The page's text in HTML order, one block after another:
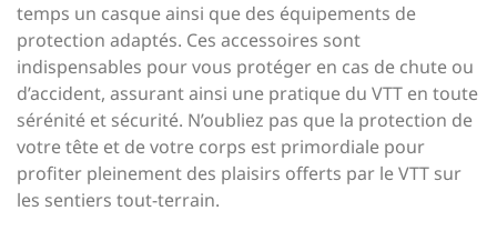
temps un casque ainsi que des équipements de
protection adaptés. Ces accessoires sont
indispensables pour vous protéger en cas de chute ou
d’accident, assurant ainsi une pratique du VTT en toute
sérénité et sécurité. N’oubliez pas que la protection de
votre tête et de votre corps est primordiale pour
profiter pleinement des plaisirs offerts par le VTT sur
les sentiers tout-terrain.